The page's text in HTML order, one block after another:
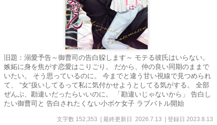
旧題：溺愛予告～御曹司の告白躱します～ モテる彼氏はいらない。
嫉妬に身を焦がす恋愛はこりごり。 だから、仲の良い同期のままで
いたい。 そう思っているのに。 今までと違う甘い視線で見つめられ
て、 “女”扱いしてるって私に気付かせようとしてる気がする。 全部
ぜんぶ、勘違いだったらいいのに。 「勘違いじゃないから」 告白し
たい御曹司と 告白されたくない小ボケ女子 ラブバトル開始
文字数 152,353 | 最終更新日 2026.7.13 | 登録日 2023.8.13